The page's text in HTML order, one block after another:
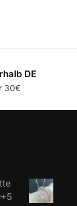
DE
30€